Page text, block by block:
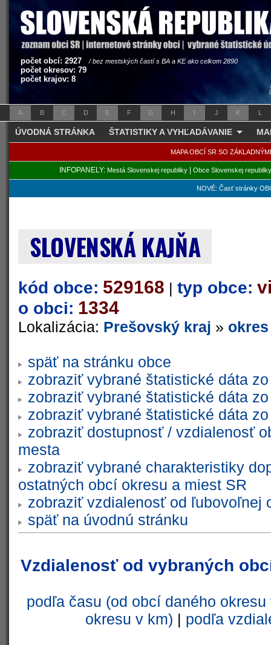
počet obcí: 2927 / bez mestských častí s BA a KE ako celkom 2890
počet okresov: 79
počet krajov: 8
A B C D E F G H I J K L
ÚVODNÁ STRÁNKA ŠTATISTIKY A VYHĽADÁVANIE
MAPA OBCÍ SR SO
INFOPANELY: Mestá Slovenskej republiky| Obce Slovenskej republiky
NOVÉ: Časť stránky
SLOVENSKÁ KAJŇA
kód obce: 529168 | typ obce:
o obci: 1334
Lokalizácia: Prešovský kraj »
späť na stránku obce
zobraziť vybrané štatistické dáta
zobraziť vybrané štatistické dáta
zobraziť vybrané štatistické dáta
zobraziť dostupnosť / vzdialenosť
mesta
zobraziť vybrané charakteristiky
ostatných obcí okresu a miest SR
zobraziť vzdialenosť od ľubovoľnej
späť na úvodnú stránku
Vzdialenosť od vybraných
podľa času (od obcí daného okresu
okresu v km) | podľa